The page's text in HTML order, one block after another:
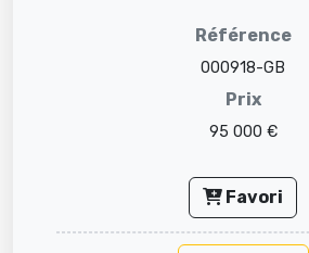
Référence
000918-GB
Prix
95 000 €
Favori